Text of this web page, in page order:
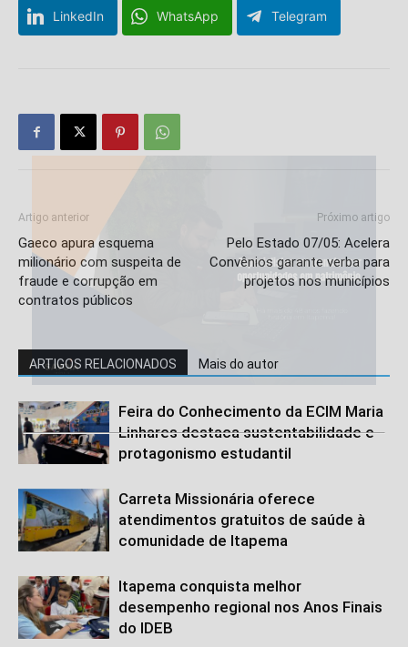
LinkedIn WhatsApp Telegram
Artigo anterior
Gaeco apura esquema
milionário com suspeita de
fraude e corrupção em
contratos públicos
Próximo artigo
Pelo Estado 07/05: Acelera
Convênios garante verba para
projetos nos municípios
ARTIGOS RELACIONADOS Mais do autor
Feira do Conhecimento da ECIM Maria
Linhares destaca sustentabilidade e
protagonismo estudantil
Carreta Missionária oferece
atendimentos gratuitos de saúde à
comunidade de Itapema
Itapema conquista melhor
desempenho regional nos Anos Finais
do IDEB